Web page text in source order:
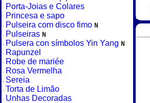
Porta-Joias e Colares
Princesa e sapo
Pulseira com disco fimo
Pulseiras
Pulsera con símbolos Yin Yang
Rapunzel
Robe de mariée
Rosa Vermelha
Sereia
Torta de Limão
Unhas Decoradas